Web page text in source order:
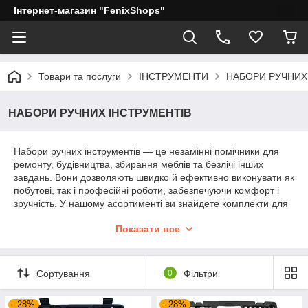
Інтернет-магазин "FenixShops"
Товари та послуги ІНСТРУМЕНТИ НАБОРИ РУЧНИХ
НАБОРИ РУЧНИХ ІНСТРУМЕНТІВ
Набори ручних інструментів — це незамінні помічники для
ремонту, будівництва, збирання меблів та безлічі інших
завдань. Вони дозволяють швидко й ефективно виконувати як
побутові, так і професійні роботи, забезпечуючи комфорт і
зручність. У нашому асортименті ви знайдете комплекти для
Що ми пропонуємо:
Базові набори інструментів🔧
Універсальні комплекти для дому, гаража й
дачі.
Ключі, викрутки, плоскогубці, молотки та
Показати все
Сортування 0 Фільтри
–28% –28%